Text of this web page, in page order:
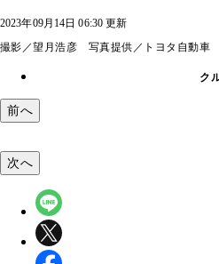
2023年09月14日 06:30 更新
撮影／望月浩彦 写真提供／トヨタ自動
ク
前へ
次へ